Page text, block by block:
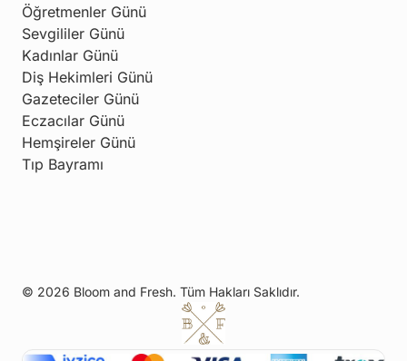
Öğretmenler Günü
Sevgililer Günü
Kadınlar Günü
Diş Hekimleri Günü
Gazeteciler Günü
Eczacılar Günü
Hemşireler Günü
Tıp Bayramı
© 2026 Bloom and Fresh. Tüm Hakları Saklıdır.